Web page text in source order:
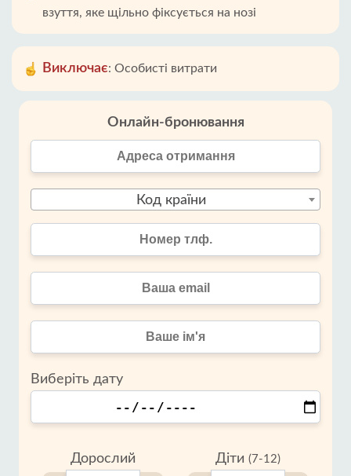
взуття, яке щільно фіксується на нозі
Виключає: Особисті витрати
Онлайн-бронювання
Код країни
Виберіть дату
Дорослий Діти (7-12)